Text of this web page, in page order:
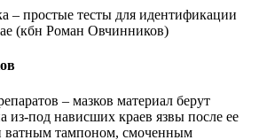
– простые тесты для идентификации
(кбн Роман Овчинников)
– мазков материал берут
из-под нависших краев язвы после ее
ватным тампоном, смоченным